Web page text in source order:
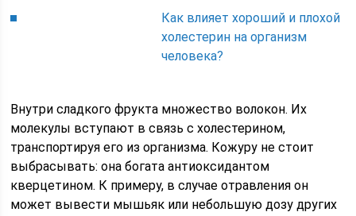
Как влияет хороший и плохой
холестерин на организм
человека?
Внутри сладкого фрукта множество волокон. Их
молекулы вступают в связь с холестерином,
транспортируя его из организма. Кожуру не стоит
выбрасывать: она богата антиоксидантом
кверцетином. К примеру, в случае отравления он
может вывести мышьяк или небольшую дозу других